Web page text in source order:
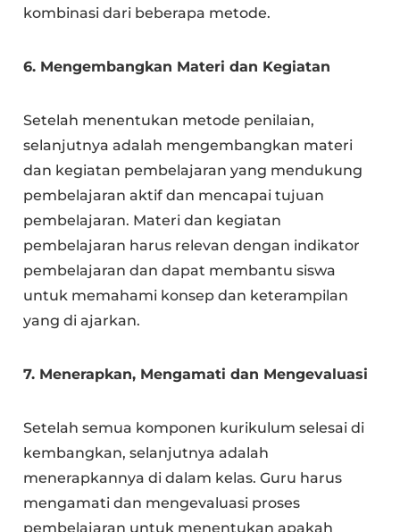
kombinasi dari beberapa metode.
6. Mengembangkan Materi dan Kegiatan
Setelah menentukan metode penilaian,
selanjutnya adalah mengembangkan materi
dan kegiatan pembelajaran yang mendukung
pembelajaran aktif dan mencapai tujuan
pembelajaran. Materi dan kegiatan
pembelajaran harus relevan dengan indikator
pembelajaran dan dapat membantu siswa
untuk memahami konsep dan keterampilan
yang di ajarkan.
7. Menerapkan, Mengamati dan Mengevaluasi
Setelah semua komponen kurikulum selesai di
kembangkan, selanjutnya adalah
menerapkannya di dalam kelas. Guru harus
mengamati dan mengevaluasi proses
pembelajaran untuk menentukan apakah